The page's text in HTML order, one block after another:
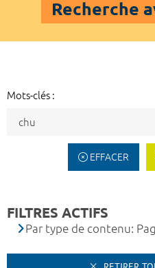
Recherche
Mots-clés :
EFFACER
FILTRES ACTIFS
Par type de contenu: